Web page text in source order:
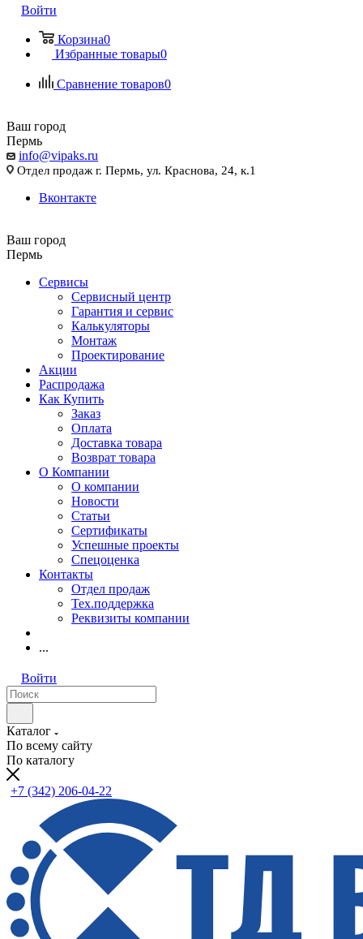
Войти
Корзина0
Избранные товары0
Сравнение товаров0
Ваш город
Пермь
info@vipaks.ru
Отдел продаж г. Пермь, ул. Краснова, 24, к.1
Вконтакте
Ваш город
Пермь
Сервисы
Сервисный центр
Гарантия и сервис
Калькуляторы
Монтаж
Проектирование
Акции
Распродажа
Как Купить
Заказ
Оплата
Доставка товара
Возврат товара
О Компании
О компании
Новости
Статьи
Сертификаты
Успешные проекты
Спецоценка
Контакты
Отдел продаж
Тех.поддержка
Реквизиты компании
...
Войти
Каталог
По всему сайту
По каталогу
+7 (342) 206-04-22